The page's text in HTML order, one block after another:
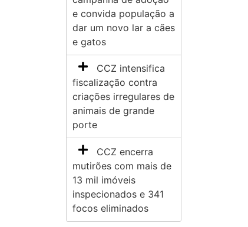
e convida população a
dar um novo lar a cães
e gatos
CCZ intensifica
fiscalização contra
criações irregulares de
animais de grande
porte
CCZ encerra
mutirões com mais de
13 mil imóveis
inspecionados e 341
focos eliminados